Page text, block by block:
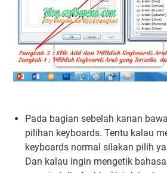
Pada bagian sebelah kanan
pilihan keyboards. Tentu kalau
keyboards normal silakan pilih
Dan kalau ingin mengetik